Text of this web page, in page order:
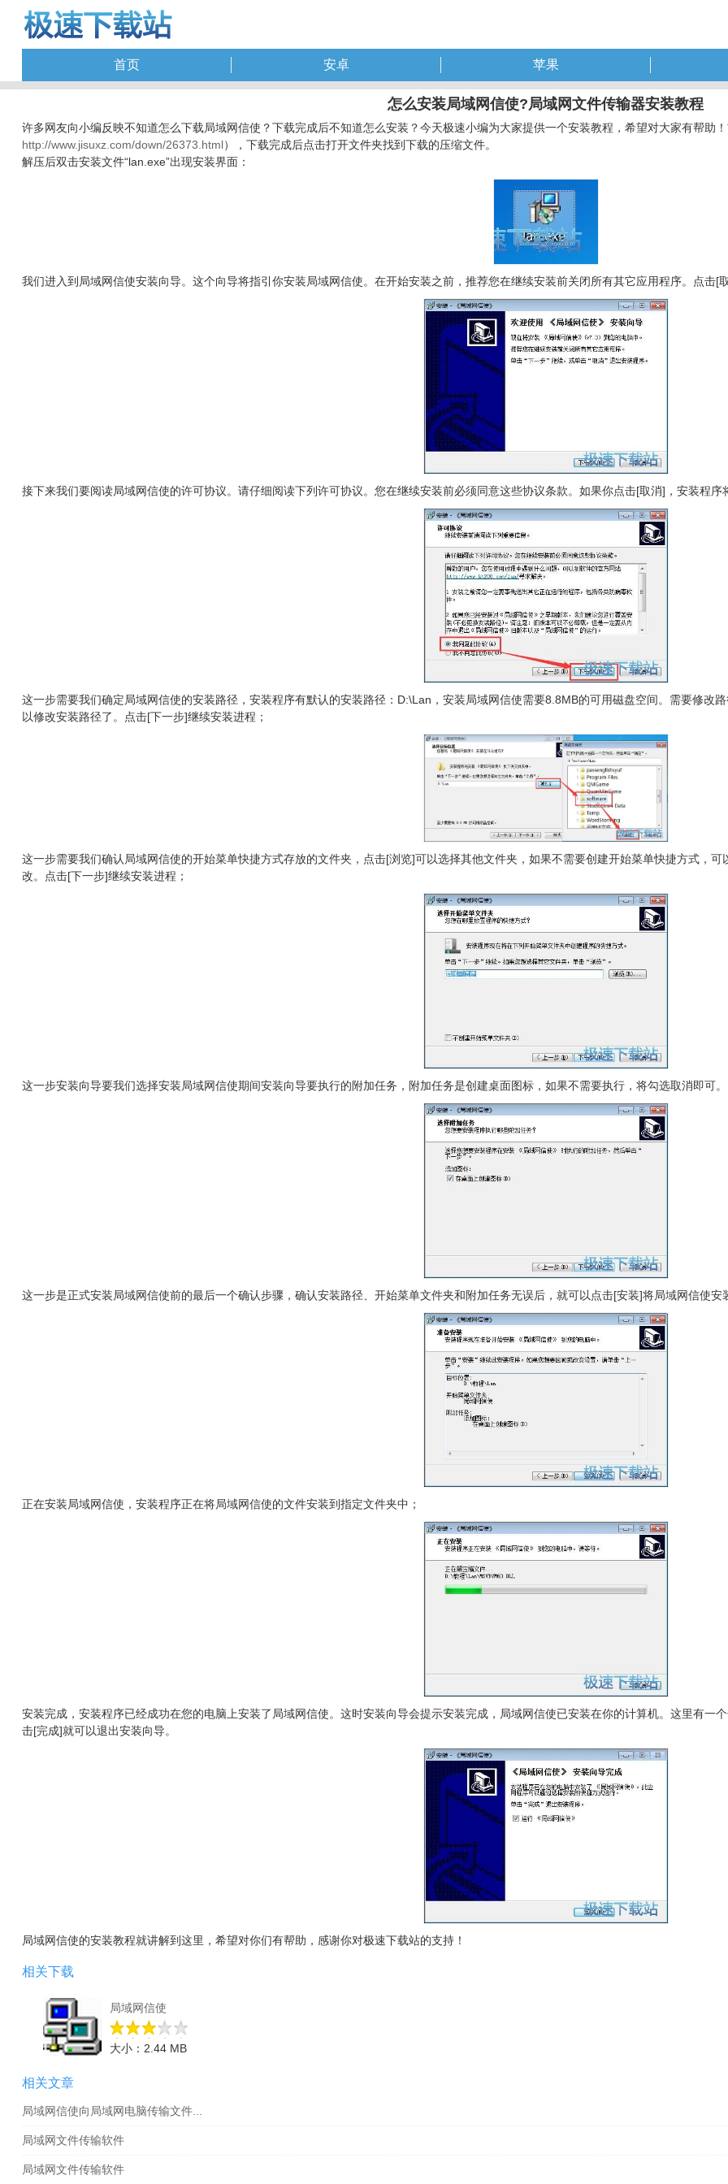
首页 安卓 苹果
怎么安装局域网信使?局域网文件传输器安装教程
许多网友向小编反映不知道怎么下载局域网信使？下载完成后不知道怎么安装？今天极速小编为大家提供一个安装教程，希望对大家有帮助
http://www.jisuxz.com/down/26373.html），下载完成后点击打开文件夹找到下载的压缩文件。
解压后双击安装文件“lan.exe”出现安装界面：
我们进入到局域网信使安装向导。这个向导将指引你安装局域网信使。在开始安装之前，推荐您在继续安装前关闭所有其它应用程序。点击[
接下来我们要阅读局域网信使的许可协议。请仔细阅读下列许可协议。您在继续安装前必须同意这些协议条款。如果你点击[取消]，安装程
这一步需要我们确定局域网信使的安装路径，安装程序有默认的安装路径：D:\Lan，安装局域网信使需要8.8MB的可用磁盘空间。需要修改
以修改安装路径了。点击[下一步]继续安装进程；
这一步需要我们确认局域网信使的开始菜单快捷方式存放的文件夹，点击[浏览]可以选择其他文件夹，如果不需要创建开始菜单快捷方式，
改。点击[下一步]继续安装进程；
这一步安装向导要我们选择安装局域网信使期间安装向导要执行的附加任务，附加任务是创建桌面图标，如果不需要执行，将勾选取消即可
这一步是正式安装局域网信使前的最后一个确认步骤，确认安装路径、开始菜单文件夹和附加任务无误后，就可以点击[安装]将局域网信使安
正在安装局域网信使，安装程序正在将局域网信使的文件安装到指定文件夹中；
安装完成，安装程序已经成功在您的电脑上安装了局域网信使。这时安装向导会提示安装完成，局域网信使已安装在你的计算机。这里有一
击[完成]就可以退出安装向导。
局域网信使的安装教程就讲解到这里，希望对你们有帮助，感谢你对极速下载站的支持！
相关下载
局域网信使
大小：2.44 MB
相关文章
局域网信使向局域网电脑传输文件...
局域网文件传输软件
局域网文件传输软件